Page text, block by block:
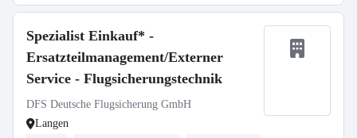
Spezialist Einkauf* -
Ersatzteilmanagement/Externer
Service - Flugsicherungstechnik
DFS Deutsche Flugsicherung GmbH
Langen